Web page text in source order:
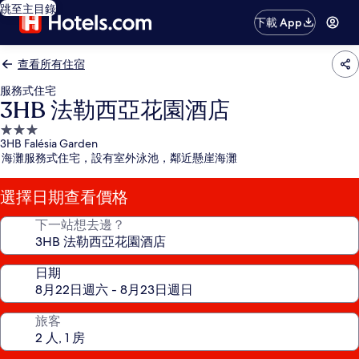
跳至主目錄
下載 App
查看所有住宿
服務式住宅
3HB 法勒西亞花園酒店
3.0
星
級
住
宿
3HB Falésia Garden
海灘服務式住宅，設有室外泳池，鄰近懸崖海灘
選擇日期查看價格
下一站想去邊？
日期
旅客